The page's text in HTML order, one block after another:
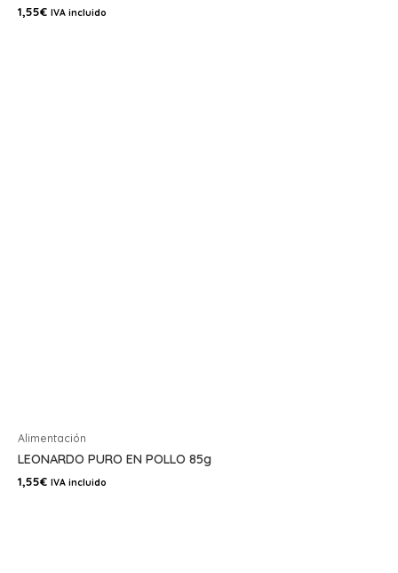
1,55€ IVA incluido
Alimentación
LEONARDO PURO EN POLLO 85g
1,55€ IVA incluido